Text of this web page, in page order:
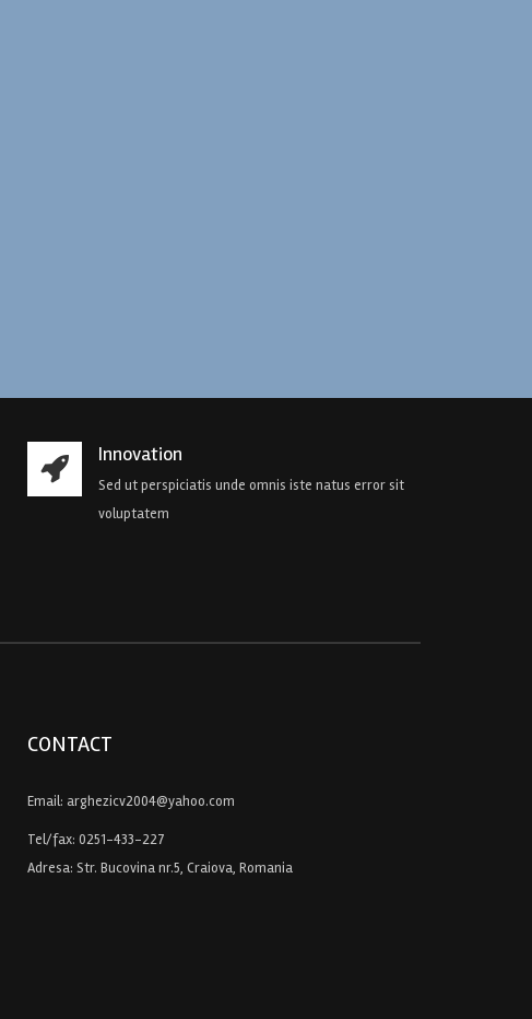
Innovation
Sed ut perspiciatis unde omnis iste natus error sit
voluptatem
CONTACT
Email: arghezicv2004@yahoo.com
Tel/fax: 0251-433-227
Adresa: Str. Bucovina nr.5, Craiova, Romania